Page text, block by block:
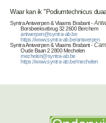
Waar kan ik "Podiumtechnicus
Syntra Antwerpen & Vlaams Brabant -
Borsbeeksebrug 32 2600 Berchem
antwerpen@syntra-ab.be
https://www.syntra-ab.be/antwerpen
Syntra Antwerpen & Vlaams Brabant -
Oude Baan 2 2800 Mechelen
mechelen@syntra-ab.be
https://www.syntra-ab.be/mechelen